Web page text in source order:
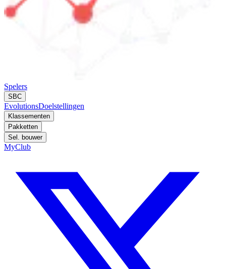
Spelers
SBC
EvolutionsDoelstellingen
Klassementen
Pakketten
Sel. bouwer
MyClub